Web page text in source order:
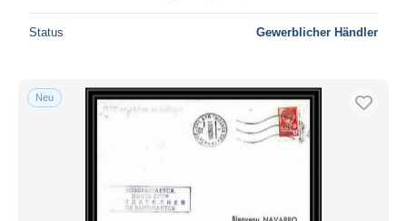
Status Gewerblicher Händler
Neu